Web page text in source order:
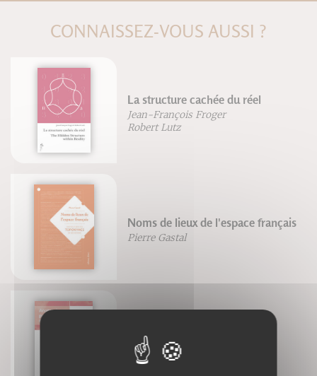
CONNAISSEZ-VOUS AUSSI ?
La structure cachée du réel
Jean-François Froger
Robert Lutz
Noms de lieux de l'espace français
Pierre Gastal
Anatomie pour le mouvement
Blandine Calais-Germain